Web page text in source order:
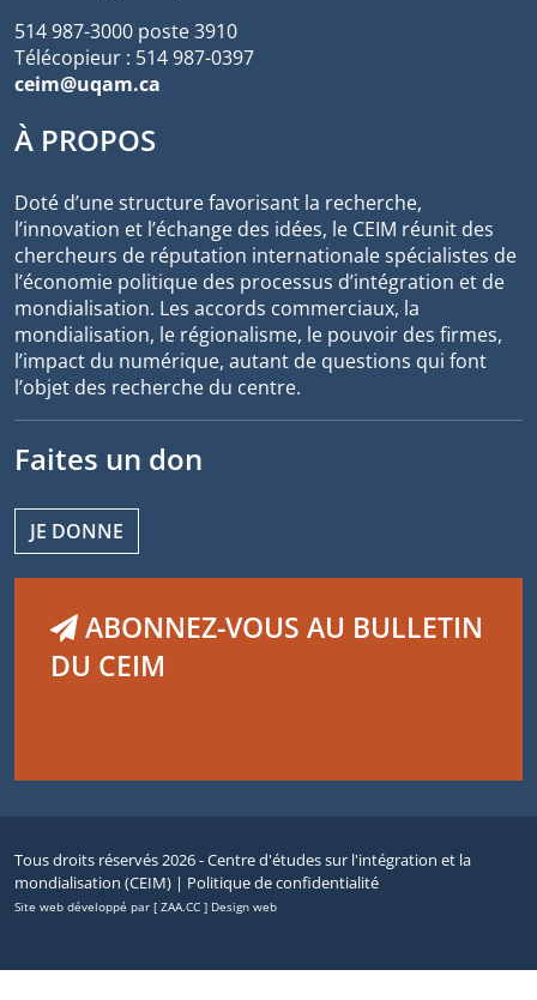
514 987-3000 poste 3910
Télécopieur : 514 987-0397
ceim@uqam.ca
À PROPOS
Doté d’une structure favorisant la recherche,
l’innovation et l’échange des idées, le CEIM réunit des
chercheurs de réputation internationale spécialistes de
l’économie politique des processus d’intégration et de
mondialisation. Les accords commerciaux, la
mondialisation, le régionalisme, le pouvoir des firmes,
l’impact du numérique, autant de questions qui font
l’objet des recherche du centre.
Faites un don
JE DONNE
ABONNEZ-VOUS AU BULLETIN
DU CEIM
Tous droits réservés 2026 - Centre d'études sur l'intégration et la
mondialisation (CEIM) | Politique de confidentialité
Site web développé par [ ZAA.CC ] Design web